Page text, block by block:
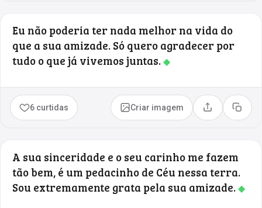
Eu não poderia ter nada melhor na vida do
que a sua amizade. Só quero agradecer por
tudo o que já vivemos juntas.◆
6 curtidas Criar imagem Compartilhar
Copiar
A sua sinceridade e o seu carinho me fazem
tão bem, é um pedacinho de Céu nessa terra.
Sou extremamente grata pela sua amizade.◆